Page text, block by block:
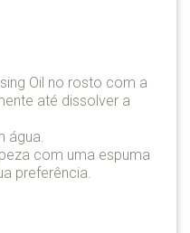
Oil no rosto com a
até dissolver a
água.
com uma espuma
preferência.